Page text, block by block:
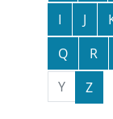
I
J
Q
R
Y
Z